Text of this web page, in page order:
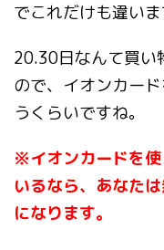
でこれだけも違いま
20.30日なんて買い
ので、イオンカー
うくらいですね。
※イオンカードを
いるなら、あなた
になります。